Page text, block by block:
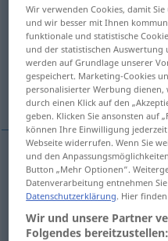
Dickef <Dicke;-n>
Übersicht aller
(Für mehr Details die
debljina, gustina
debljina DickeBrett usw
gustina Konsistenz
Wir verwenden Cookies, damit
und wir besser mit Ihnen
funktionale und statistische
und der statistischen
werden auf Grundlage unserer
gespeichert. Marketing-Cookies
personalisierter Werbung
durch einen Klick auf den
geben. Klicken Sie ansonsten auf
können Ihre Einwilligung
Webseite widerrufen. Wenn Sie
und den
Button „Mehr Optionen“.
Datenverarbeitung entnehmen
Datenschutzerklärung. Hier
Wir und unsere Partner
Folgendes bereitzustellen: